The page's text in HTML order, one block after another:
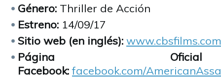
Género: Thriller de Acción
Estreno: 14/09/17
Sitio web (en inglés): www.cbsfilms.com
Página
Facebook:facebook.com/